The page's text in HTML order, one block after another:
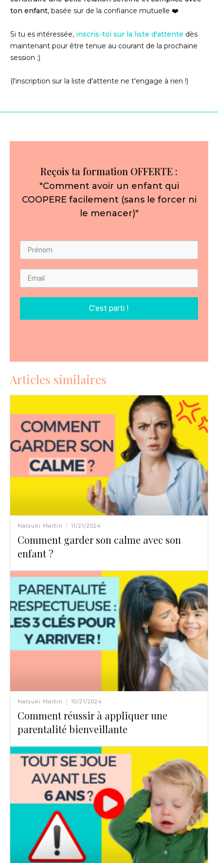
ton enfant, basée sur de la confiance mutuelle ❤️
Si tu es intéressée, inscris-toi sur la liste d'attente dès
maintenant pour être tenue au courant de la prochaine
session ;)
(l'inscription sur la liste d'attente ne t'engage à rien !)
Reçois ta formation OFFERTE :
"Comment avoir un enfant qui
COOPERE facilement (sans le forcer ni
le menacer)"
C'est parti !
Articles similaires
Natsuki Martin 11/21/2024
Comment garder son calme avec son
enfant ?
Natsuki Martin 10/21/2024
Comment réussir à appliquer une
parentalité bienveillante